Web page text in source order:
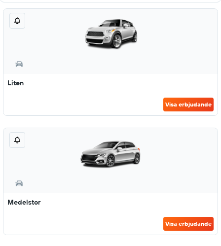
Liten
Visa erbjudande
Medelstor
Visa erbjudande